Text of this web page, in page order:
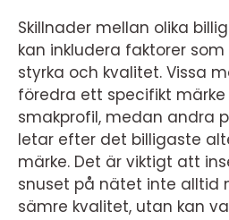
Skillnader mellan olika
kan inkludera faktorer
styrka och kvalitet. Vissa
föredra ett specifikt märke
smakprofil, medan andra
letar efter det billigaste
märke. Det är viktigt att
snuset på nätet inte alltid
sämre kvalitet, utan kan